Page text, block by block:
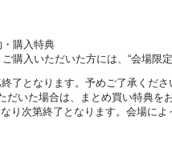
購入特典
購入いただいた方には、“会場
了となります。予めご了承くださ
いた場合は、まとめ買い特典を
り次第終了となります。会場に